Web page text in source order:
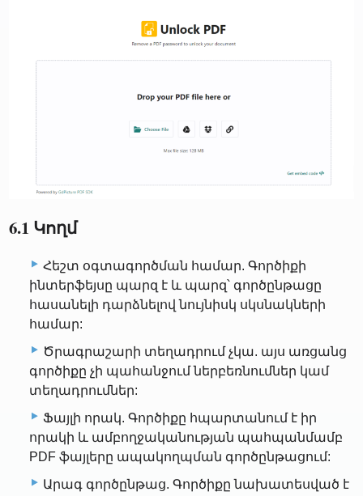
6.1 Կողմ
Հեշտ օգտագործման համար. Գործիքի
ինտերֆեյսը պարզ է և պարզ՝ գործընթացը
հասանելի դարձնելով նույնիսկ սկսնակների
համար:
Ծրագրաշարի տեղադրում չկա. այս առցանց
գործիքը չի պահանջում ներբեռնումներ կամ
տեղադրումներ:
Ֆայլի որակ. Գործիքը հպարտանում է իր
որակի և ամբողջականության պահպանմամբ
PDF ֆայլերը ապակողպման գործընթացում:
Արագ գործընթաց. Գործիքը նախատեսված է